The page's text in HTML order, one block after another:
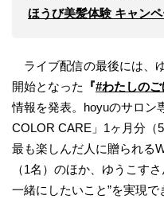
ほうび美髪体験 キャン
ライブ配信の最後には、
開始となった
『#わたしの
情報を発表。hoyuのサロン
COLOR CARE」1ヶ月分（
最も楽しんだ人に贈られる
（1名）のほか、ゆうこす
一緒にしたいこと”を実現で